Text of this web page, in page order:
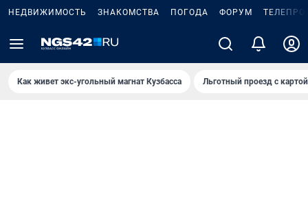
НЕДВИЖИМОСТЬ ЗНАКОМСТВА ПОГОДА ФОРУМ
Как живет экс-угольный магнат Кузбасса Льготный проезд с